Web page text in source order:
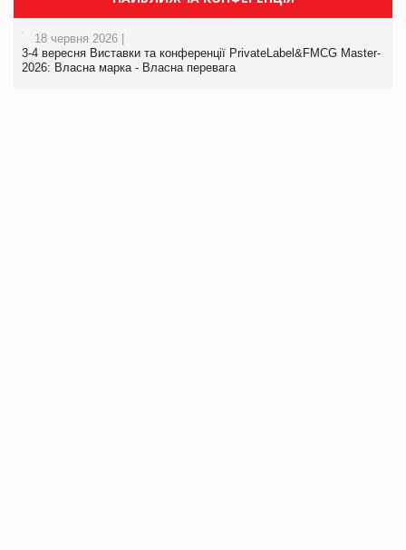
18 червня 2026 |
3-4 вересня Виставки та конференції PrivateLabel&FMCG Master-
2026: Власна марка - Власна перевага